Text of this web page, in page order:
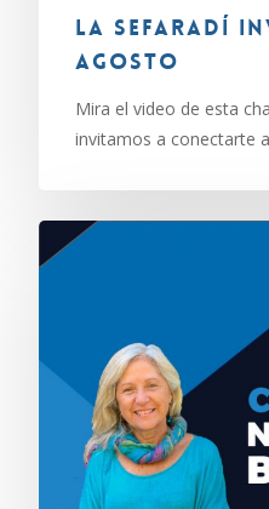
La Sefaradí
agosto
Mira el video de esta
invitamos a conectarte